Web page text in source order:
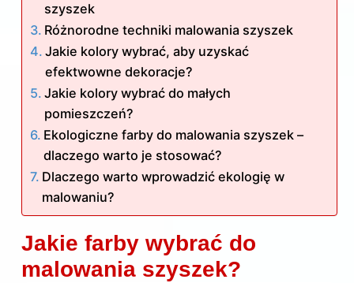
szyszek
Różnorodne techniki malowania szyszek
Jakie kolory wybrać, aby uzyskać
efektwowne dekoracje?
Jakie kolory wybrać do małych
pomieszczeń?
Ekologiczne farby do malowania szyszek –
dlaczego warto je stosować?
Dlaczego warto wprowadzić ekologię w
malowaniu?
Jakie farby wybrać do
malowania szyszek?